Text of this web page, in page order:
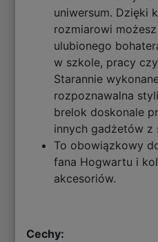
uniwersum. Dzięki
rozmiarowi
ulubionego
w szkole, pracy
Starannie
rozpoznawalna
brelok doskonale
innych gadżetów z
To obowiązkowy
fana Hogwartu i
akcesoriów.
Cechy: